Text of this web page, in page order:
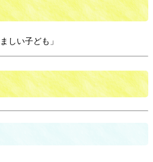
しい子ども」